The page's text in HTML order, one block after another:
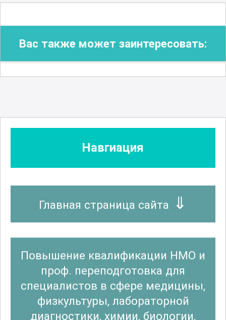
Вас также может заинтересовать:
Навгиация
Главная страница сайта
Повышение квалификации НМО и
проф. переподготовка для
специалистов в сфере медицины,
физкультуры, лабораторной
диагностики, химии, биологии,